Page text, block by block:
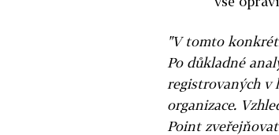
"V tomto
Po důkladné
registrovaných v
organizace.
Point